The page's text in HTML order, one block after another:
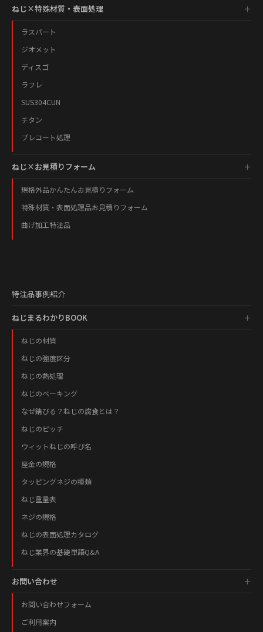
ねじ×特殊材質・表面処理
ラスパート
ジオメット
ディスゴ
ラフレ
SUS304CUN
チタン
プレコート処理
ねじ×お見積りフォーム
規格外品かんたんお見積りフォーム
特殊材質・表面処理品お見積りフォーム
曲げ加工特注品
特注品事例紹介
ねじまるわかりBOOK
ねじの材質
ねじの強度区分
ねじの熱処理
ねじのベーキング
なぜ錆びる？ねじの腐食とは？
ねじのピッチ
ウィットねじの呼び名
座金の規格
タッピングネジの種類
ねじ重量表
ネジの規格
ねじの表面処理カタログ
ねじ業界の基礎単語Q&A
お問い合わせ
お問い合わせフォーム
ご利用案内